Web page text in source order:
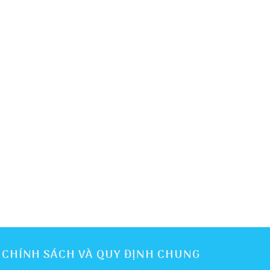
CHÍNH SÁCH VÀ QUY ĐỊNH CHUNG